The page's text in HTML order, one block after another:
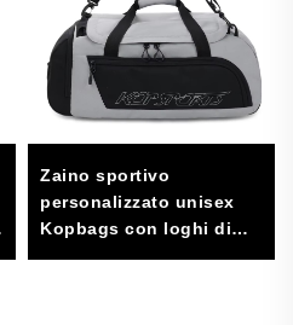
Zaino sportivo
personalizzato unisex
Kopbags con loghi di